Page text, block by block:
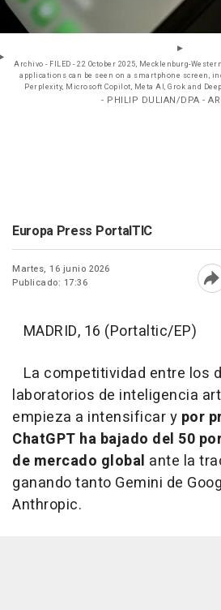
Archivo - FILED - 22 October 2025, Mecklenburg-
applications can be seen on a smartphone screen,
Perplexity, Microsoft Copilot, Meta AI, Grok and
- PHILIP DULIAN/DPA -
Europa Press PortalTIC
Martes, 16 junio 2026
Publicado: 17:36
MADRID, 16 (Portaltic/EP)
La competitividad entre los
laboratorios de inteligencia
empieza a intensificar y por
ChatGPT ha bajado del 50
de mercado global ante la
ganando tanto Gemini de
Anthropic.